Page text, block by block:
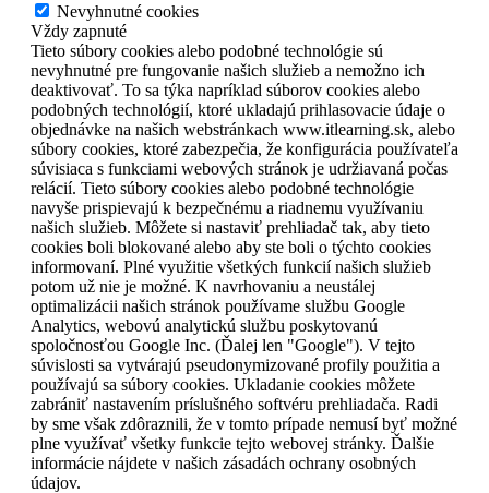
Nevyhnutné cookies
Vždy zapnuté
Tieto súbory cookies alebo podobné technológie sú
nevyhnutné pre fungovanie našich služieb a nemožno ich
deaktivovať. To sa týka napríklad súborov cookies alebo
podobných technológií, ktoré ukladajú prihlasovacie údaje o
objednávke na našich webstránkach www.itlearning.sk, alebo
súbory cookies, ktoré zabezpečia, že konfigurácia používateľa
súvisiaca s funkciami webových stránok je udržiavaná počas
relácií. Tieto súbory cookies alebo podobné technológie
navyše prispievajú k bezpečnému a riadnemu využívaniu
našich služieb. Môžete si nastaviť prehliadač tak, aby tieto
cookies boli blokované alebo aby ste boli o týchto cookies
informovaní. Plné využitie všetkých funkcií našich služieb
potom už nie je možné. K navrhovaniu a neustálej
optimalizácii našich stránok používame službu Google
Analytics, webovú analytickú službu poskytovanú
spoločnosťou Google Inc. (Ďalej len "Google"). V tejto
súvislosti sa vytvárajú pseudonymizované profily použitia a
používajú sa súbory cookies. Ukladanie cookies môžete
zabrániť nastavením príslušného softvéru prehliadača. Radi
by sme však zdôraznili, že v tomto prípade nemusí byť možné
plne využívať všetky funkcie tejto webovej stránky. Ďalšie
informácie nájdete v našich zásadách ochrany osobných
údajov.